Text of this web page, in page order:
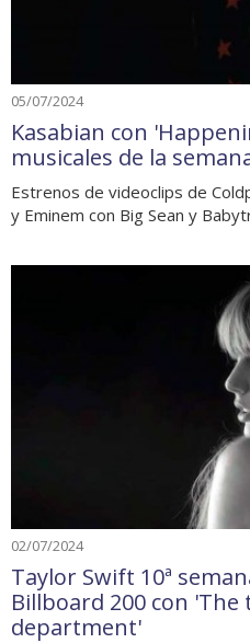
05/07/2024
Kasabian con
musicales de la
Estrenos de videoclips de
y Eminem con Big Sean y
02/07/2024
Taylor Swift 10ª
Billboard 200 con
department'